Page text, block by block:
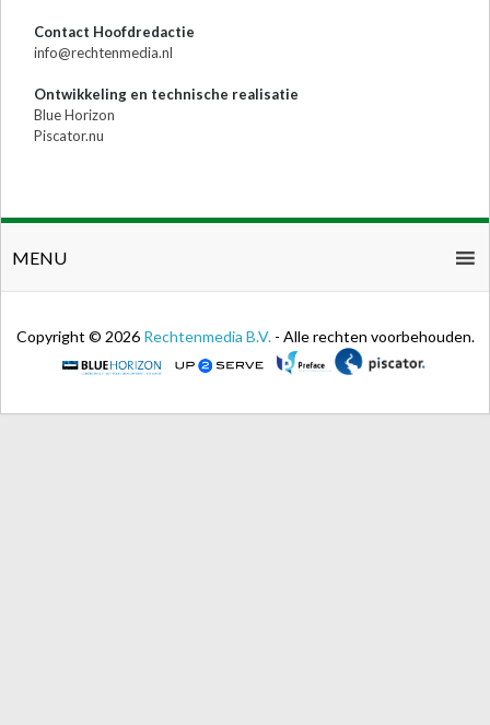
Contact Hoofdredactie
info@rechtenmedia.nl
Ontwikkeling en technische realisatie
Blue Horizon
Piscator.nu
MENU
Copyright © 2026 Rechtenmedia B.V. - Alle rechten voorbehouden.